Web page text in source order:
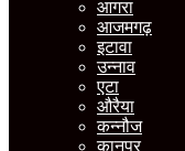
आगरा
आजमगढ़
इटावा
उन्नाव
एटा
औरैया
कन्नौज
कानपुर